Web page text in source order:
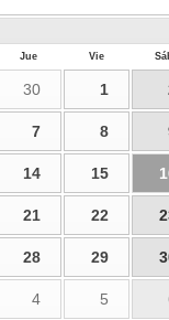
Jue Vie
30 1
7 8
14 15
21 22
28 29
4 5